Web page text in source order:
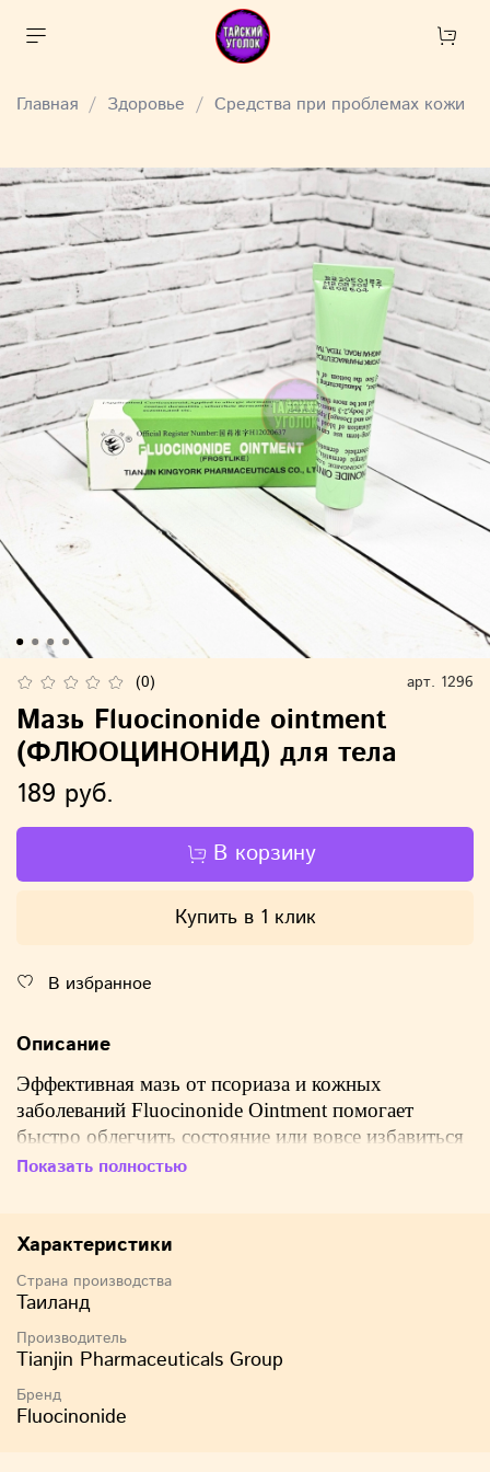
Главная Здоровье Средства при проблемах кожи
(0) арт. 1296
Мазь Fluocinonide ointment
(ФЛЮОЦИНОНИД) для тела
189 руб.
В корзину
Купить в 1 клик
В избранное
Описание
Эффективная мазь от псориаза и кожных
заболеваний Fluocinonide Ointment помогает
быстро облегчить состояние или вовсе избавиться
от основных проблем с кожей. Крем поможет от
неприятный зуд и аллергические высыпания на
чистоту кожных покровов.
Применяется:
при аллергическом, контактном, себорейном
Показать полностью
Характеристики
Страна производства
Таиланд
Производитель
Tianjin Pharmaceuticals Group
Бренд
Fluocinonide